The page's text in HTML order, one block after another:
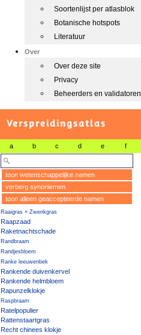
Soortenlijst per atlasblok
Botanische hotspots
Literatuur
Over
Over deze site
Privacy
Beheerders en validatoren
Verspreidingsatlas
a b c d e f
toon wetenschappelijke namen
verberg synoniemen
toon alleen geaccepteerde namen
Raaigras × Zwenkgras
Raapzaad
Raketnachtschade
Randbraam
Randjesbloem
Ranke leeuwenbek
Rankende duivenkervel
Rankende helmbloem
Rapunzelklokje
Raspbraam
Ratelpopulier
Rattenstaartgras
Recht chinees klokje